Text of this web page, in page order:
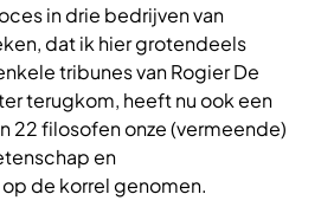
in drie bedrijven van
dat ik hier grotendeels
tribunes van Rogier De
terugkom, heeft nu ook een
22 filosofen onze (vermeende)
en
de korrel genomen.